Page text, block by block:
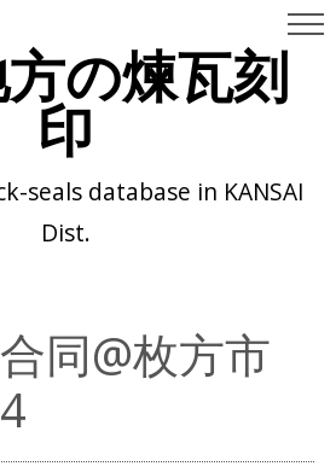
の煉瓦刻
印
seals database in KANSAI
Dist.
同@枚方市